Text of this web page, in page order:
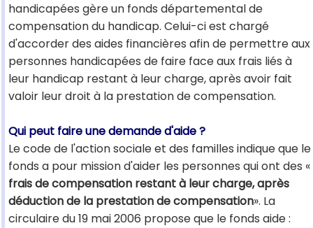
handicapées gère un fonds départemental de
compensation du handicap. Celui-ci est chargé
d'accorder des aides financières afin de permettre aux
personnes handicapées de faire face aux frais liés à
leur handicap restant à leur charge, après avoir fait
valoir leur droit à la prestation de compensation.
Qui peut faire une demande d'aide ?
Le code de l'action sociale et des familles indique que le
fonds a pour mission d'aider les personnes qui ont des «
frais de compensation restant à leur charge, après
déduction de la prestation de compensation». La
circulaire du 19 mai 2006 propose que le fonds aide :